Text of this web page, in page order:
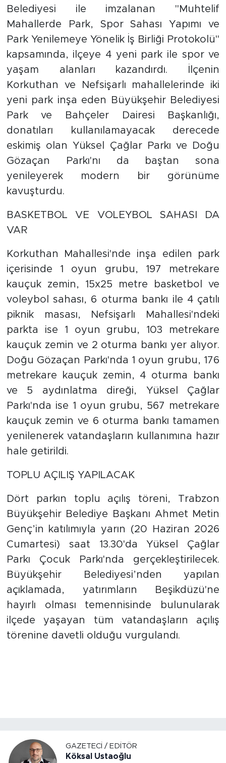
Belediyesi ile imzalanan "Muhtelif
Mahallerde Park, Spor Sahası Yapımı ve
Park Yenilemeye Yönelik İş Birliği Protokolü"
kapsamında, ilçeye 4 yeni park ile spor ve
yaşam alanları kazandırdı. İlçenin
Korkuthan ve Nefsişarlı mahallelerinde iki
yeni park inşa eden Büyükşehir Belediyesi
Park ve Bahçeler Dairesi Başkanlığı,
donatıları kullanılamayacak derecede
eskimiş olan Yüksel Çağlar Parkı ve Doğu
Gözaçan Parkı'nı da baştan sona
yenileyerek modern bir görünüme
kavuşturdu.
BASKETBOL VE VOLEYBOL SAHASI DA
VAR
Korkuthan Mahallesi'nde inşa edilen park
içerisinde 1 oyun grubu, 197 metrekare
kauçuk zemin, 15x25 metre basketbol ve
voleybol sahası, 6 oturma bankı ile 4 çatılı
piknik masası, Nefsişarlı Mahallesi'ndeki
parkta ise 1 oyun grubu, 103 metrekare
kauçuk zemin ve 2 oturma bankı yer alıyor.
Doğu Gözaçan Parkı'nda 1 oyun grubu, 176
metrekare kauçuk zemin, 4 oturma bankı
ve 5 aydınlatma direği, Yüksel Çağlar
Parkı'nda ise 1 oyun grubu, 567 metrekare
kauçuk zemin ve 6 oturma bankı tamamen
yenilenerek vatandaşların kullanımına hazır
hale getirildi.
TOPLU AÇILIŞ YAPILACAK
Dört parkın toplu açılış töreni, Trabzon
Büyükşehir Belediye Başkanı Ahmet Metin
Genç’in katılımıyla yarın (20 Haziran 2026
Cumartesi) saat 13.30'da Yüksel Çağlar
Parkı Çocuk Parkı'nda gerçekleştirilecek.
Büyükşehir Belediyesi’nden yapılan
açıklamada, yatırımların Beşikdüzü'ne
hayırlı olması temennisinde bulunularak
ilçede yaşayan tüm vatandaşların açılış
törenine davetli olduğu vurgulandı.
GAZETECI / EDITÖR
Köksal Ustaoğlu